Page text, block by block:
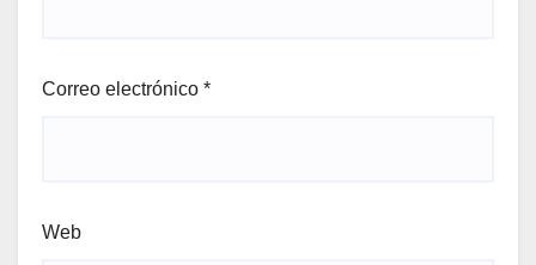
Correo electrónico *
Web